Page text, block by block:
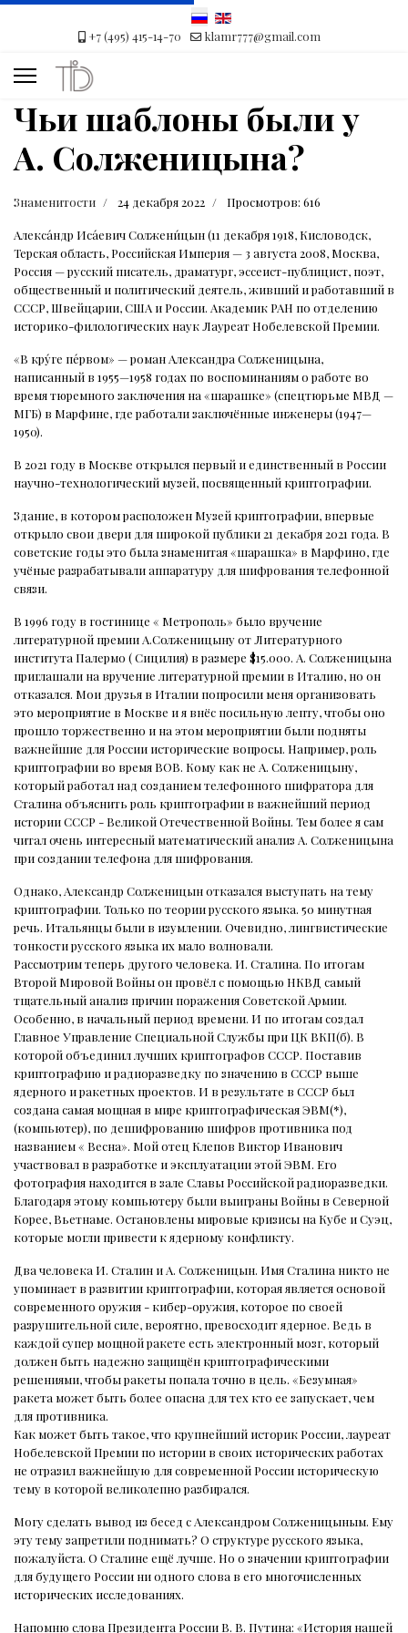
+7 (495) 415-14-70 klamr777@gmail.com
Чьи шаблоны были у
А. Солженицына?
Знаменитости 24 декабря 2022 Просмотров: 616
Алекса́ндр Иса́евич Солжени́цын (11 декабря 1918, Кисловодск,
Терская область, Российская Империя — 3 августа 2008, Москва,
Россия — русский писатель, драматург, эссеист-публицист, поэт,
общественный и политический деятель, живший и работавший в
СССР, Швейцарии, США и России. Академик РАН по отделению
историко-филологических наук Лауреат Нобелевской Премии.
«В кру́ге пе́рвом» — роман Александра Солженицына,
написанный в 1955—1958 годах по воспоминаниям о работе во
время тюремного заключения на «шарашке» (спецтюрьме МВД —
МГБ) в Марфине, где работали заключённые инженеры (1947—
1950).
В 2021 году в Москве открылся первый и единственный в России
научно-технологический музей, посвященный криптографии.
Здание, в котором расположен Музей криптографии, впервые
открыло свои двери для широкой публики 21 декабря 2021 года. В
советские годы это была знаменитая «шарашка» в Марфино, где
учёные разрабатывали аппаратуру для шифрования телефонной
связи.
В 1996 году в гостинице « Метрополь» было вручение
литературной премии А.Солженицыну от Литературного
института Палермо ( Сицилия) в размере $15.000. А. Солженицына
приглашали на вручение литературной премии в Италию, но он
отказался. Мои друзья в Италии попросили меня организовать
это мероприятие в Москве и я внёс посильную лепту, чтобы оно
прошло торжественно и на этом мероприятии были подняты
важнейшие для России исторические вопросы. Например, роль
криптографии во время ВОВ. Кому как не А. Солженицыну,
который работал над созданием телефонного шифратора для
Сталина объяснить роль криптографии в важнейший период
истории СССР - Великой Отечественной Войны. Тем более я сам
читал очень интересный математический анализ А. Солженицына
при создании телефона для шифрования.
Однако, Александр Солженицын отказался выступать на тему
криптографии. Только по теории русского языка. 50 минутная
речь. Итальянцы были в изумлении. Очевидно, лингвистические
тонкости русского языка их мало волновали.
Рассмотрим теперь другого человека. И. Сталина. По итогам
Второй Мировой Войны он провёл с помощью НКВД самый
тщательный анализ причин поражения Советской Армии.
Особенно, в начальный период времени. И по итогам создал
Главное Управление Специальной Службы при ЦК ВКП(б). В
которой объединил лучших криптографов СССР. Поставив
криптографию и радиоразведку по значению в СССР выше
ядерного и ракетных проектов. И в результате в СССР был
создана самая мощная в мире криптографическая ЭВМ(*),
(компьютер), по дешифрованию шифров противника под
названием « Весна». Мой отец Клепов Виктор Иванович
участвовал в разработке и эксплуатации этой ЭВМ. Его
фотография находится в зале Славы Российской радиоразведки.
Благодаря этому компьютеру были выиграны Войны в Северной
Корее, Вьетнаме. Остановлены мировые кризисы на Кубе и Суэц,
которые могли привести к ядерному конфликту.
Два человека И. Сталин и А. Солженицын. Имя Сталина никто не
упоминает в развитии криптографии, которая является основой
современного оружия - кибер-оружия, которое по своей
разрушительной силе, вероятно, превосходит ядерное. Ведь в
каждой супер мощной ракете есть электронный мозг, который
должен быть надежно защищён криптографическими
решениями, чтобы ракеты попала точно в цель. «Безумная»
ракета может быть более опасна для тех кто ее запускает, чем
для противника.
Как может быть такое, что крупнейший историк России, лауреат
Нобелевской Премии по истории в своих исторических работах
не отразил важнейшую для современной России историческую
тему в которой великолепно разбирался.
Могу сделать вывод из бесед с Александром Солженицыным. Ему
эту тему запретили поднимать? О структуре русского языка,
пожалуйста. О Сталине ещё лучше. Но о значении криптографии
для будущего России ни одного слова в его многочисленных
исторических исследованиях.
Напомню слова Президента России В. В. Путина: «История нашей